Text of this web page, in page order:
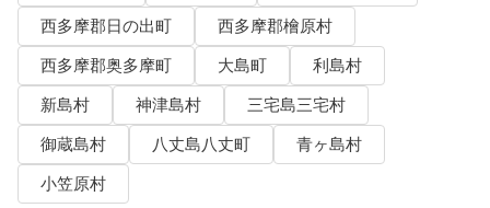
西多摩郡日の出町
西多摩郡檜原村
西多摩郡奥多摩町
大島町
利島村
新島村
神津島村
三宅島三宅村
御蔵島村
八丈島八丈町
青ヶ島村
小笠原村